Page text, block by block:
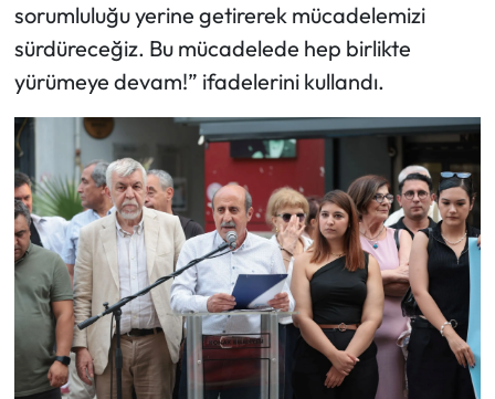
sorumluluğu yerine getirerek mücadelemizi
sürdüreceğiz. Bu mücadelede hep birlikte
yürümeye devam!” ifadelerini kullandı.